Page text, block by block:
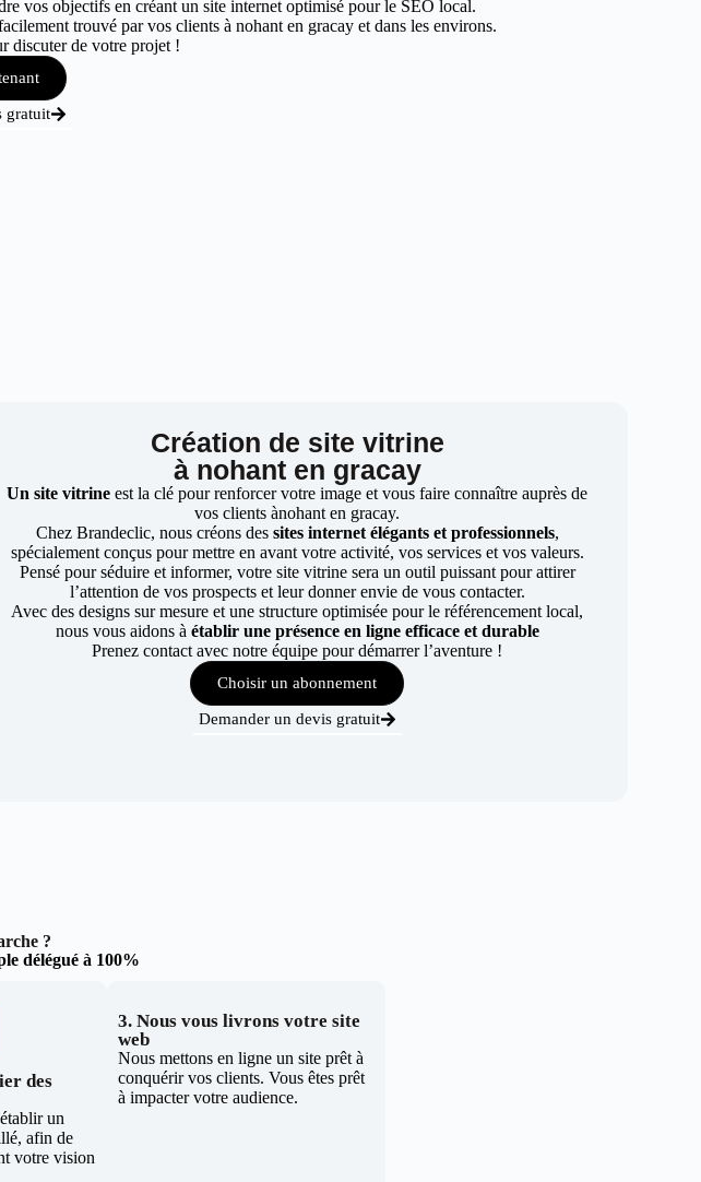
vos objectifs en créant un site internet optimisé pour le SEO local.
trouvé par vos clients à nohant en gracay et dans les environs.
discuter de votre projet !
gratuit
Création de site vitrine
à nohant en gracay
Un site vitrine est la clé pour renforcer votre image et vous faire connaître auprès de
vos clients ànohant en gracay.
Chez Brandeclic, nous créons dessites internet élégants et professionnels,
spécialement conçus pour mettre en avant votre activité, vos services et vos valeurs.
Pensé pour séduire et informer, votre site vitrine sera un outil puissant pour attirer
l’attention de vos prospects et leur donner envie de vous contacter.
Avec des designs sur mesure et une structure optimisée pour le référencement local,
nous vous aidons à établir une présence en ligne efficace et durable
Prenez contact avec notre équipe pour démarrer l’aventure !
Choisir un abonnement
Demander un devis gratuit
?
délégué à 100%
des
un
afin de
votre vision
3. Nous vous livrons votre site
web
Nous mettons en ligne un site prêt à
conquérir vos clients. Vous êtes prêt
à impacter votre audience.